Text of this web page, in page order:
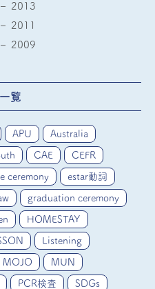
2013
2011
2009
覧
APU Australia
CAE CEFR
ceremony estar動詞
graduation ceremony
HOMESTAY
Listening
MOJO MUN
PCR検査 SDGs